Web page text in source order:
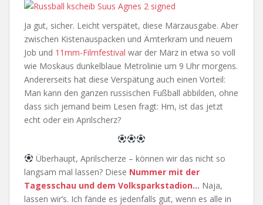
Ja gut, sicher. Leicht verspätet, diese Märzausgabe. Aber
zwischen Kistenauspacken und Ämterkram und neuem
Job und 11mm-Filmfestival war der März in etwa so voll
wie Moskaus dunkelblaue Metrolinie um 9 Uhr morgens.
Andererseits hat diese Verspätung auch einen Vorteil:
Man kann den ganzen russischen Fußball abbilden, ohne
dass sich jemand beim Lesen fragt: Hm, ist das jetzt
echt oder ein Aprilscherz?
Überhaupt, Aprilscherze – können wir das nicht so
langsam mal lassen? Diese Nummer mit der
Tagesschau und dem Volksparkstadion… Naja,
lassen wir’s. Ich fände es jedenfalls gut, wenn es alle in